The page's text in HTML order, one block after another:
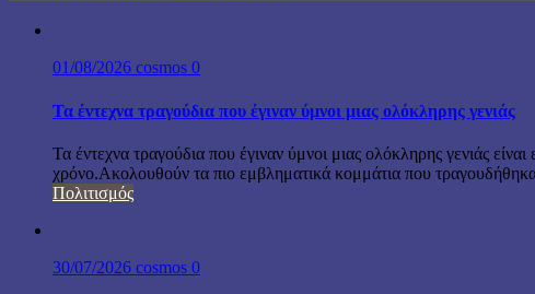
01/08/2026 cosmos 0
Τα έντεχνα τραγούδια που έγιναν ύμνοι μιας ολόκληρης γενιάς
Τα έντεχνα τραγούδια που έγιναν ύμνοι μιας ολόκληρης γενιάς
χρόνο.Ακολουθούν τα πιο εμβληματικά κομμάτια που
Πολιτισμός
30/07/2026 cosmos 0